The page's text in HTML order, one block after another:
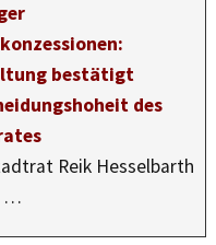
bestätigt
des
Reik Hesselbarth
…